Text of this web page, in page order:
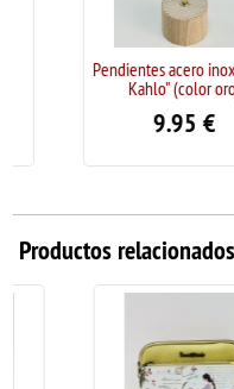
Pendientes acero inox
Kahlo" (color oro)
9.95€
Productos relacionados